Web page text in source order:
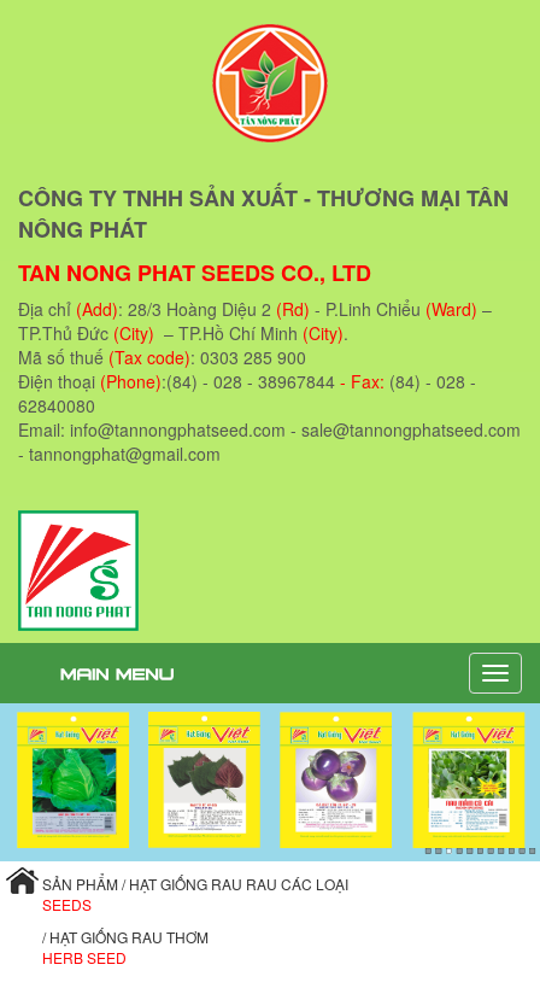
CÔNG TY TNHH SẢN XUẤT - THƯƠNG MẠI TÂN
NÔNG PHÁT
TAN NONG PHAT SEEDS CO., LTD
Địa chỉ (Add): 28/3 Hoàng Diệu 2 (Rd) - P.Linh Chiểu (Ward) –
TP.Thủ Đức (City) – TP.Hồ Chí Minh (City).
Mã số thuế (Tax code): 0303 285 900
Điện thoại (Phone):(84) - 028 - 38967844 - Fax: (84) - 028 -
62840080
Email: info@tannongphatseed.com - sale@tannongphatseed.com
- tannongphat@gmail.com
Toggle
SẢN PHẨM / HẠT GIỐNG RAU RAU CÁC LOẠI
SEEDS
/ HẠT GIỐNG RAU THƠM
HERB SEED